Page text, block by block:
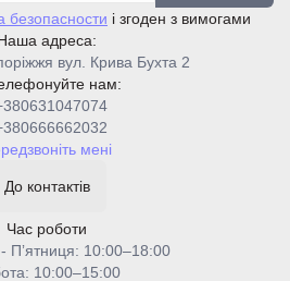
безопасности і згоден з вимогами
адреса:
вул. Крива Бухта 2
нам:
мені
До контактів
Час роботи
Пʼятниця: 10:00–18:00
10:00–15:00